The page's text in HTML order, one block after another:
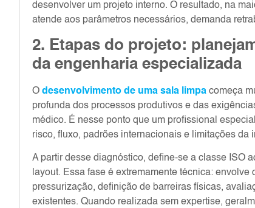
desenvolver um projeto interno. O resultado, na
atende aos parâmetros necessários, demanda
2. Etapas do projeto:
da engenharia especializada
O desenvolvimento de uma sala limpa começa
profunda dos processos produtivos e das
médico. É nesse ponto que um profissional
risco, fluxo, padrões internacionais e limitações da
A partir desse diagnóstico, define-se a classe ISO
layout. Essa fase é extremamente técnica:
pressurização, definição de barreiras físicas,
existentes. Quando realizada sem expertise,